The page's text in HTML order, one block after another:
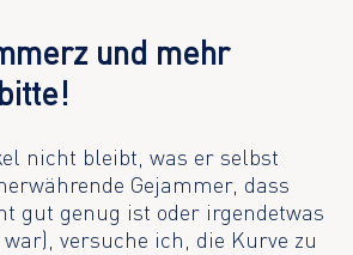
und mehr
nicht bleibt, was er selbst
Gejammer, dass
gut genug ist oder irgendetwas
versuche ich, die Kurve zu